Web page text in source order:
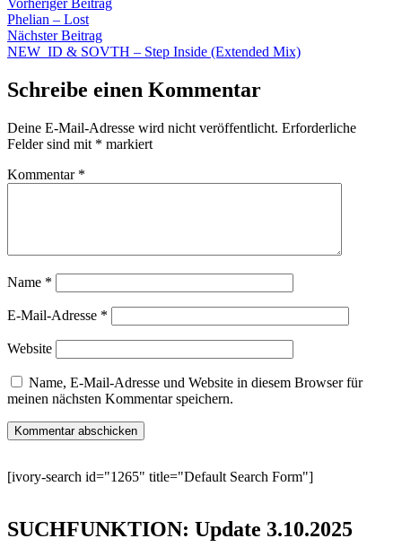
Beitragsnavigation
Phelian – Lost
Nächster BeitragNächster
Beitrag:
NEW_ID & SOVTH – Step Inside (Extended Mix)
Schreibe einen Kommentar
Deine E-Mail-Adresse wird nicht veröffentlicht. Erforderliche
Felder sind mit * markiert
Kommentar *
Name *
E-Mail-Adresse *
Website
Name, E-Mail-Adresse und Website in diesem Browser für
meinen nächsten Kommentar speichern.
[ivory-search id="1265" title="Default Search Form"]
SUCHFUNKTION: Update 3.10.2025